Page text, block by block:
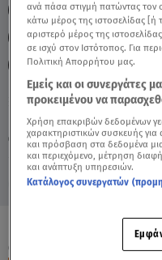
Πέμπτη 6 Αυγούστου 2026
28.04.25, 12:14 ΖΩΔΙΑ
ΖΩΔΙΑ ΣΗΜΕΡΑ
ΑΣΗ
ΑΣΤΡΟΛΟΓΙΚΕΣ ΠΡΟΒΛΕΨΕΙΣ
BREAKFAST@STAR
ΟΛΑ ΤΑ ΒΙΝΤΕΟ
ανά πάσα στιγμή πατώντας τον
κάτω μέρος της ιστοσελίδας [ή
αριστερό μέρος της
σε ισχύ στον Ιστότοπος. Για
Πολιτική Απορρήτου μας.
Εμείς και οι συνεργάτες
προκειμένου να
Χρήση επακριβών δεδομένων
χαρακτηριστικών συσκευής
και πρόσβαση στα δεδομένα
και περιεχόμενο, μέτρηση
και ανάπτυξη υπηρεσιών.
Κατάλογος συνεργατών